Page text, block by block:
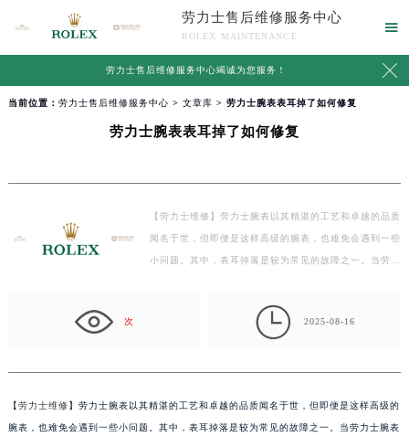
劳力士售后维修服务中心
ROLEX MAINTENANCE

劳力士售后维修服务中心竭诚为您服务！ 
当前位置： 劳力士售后维修服务中心 > 文章库 > 劳力士腕表表耳掉了如何修复
劳力士腕表表耳掉了如何修复
【劳力士维修】劳力士腕表以其精湛的工艺和卓越的品质
闻名于世，但即便是这样高级的腕表，也难免会遇到一些
小问题。其中，表耳掉落是较为常见的故障之一。当劳…
次  2025-08-16
【劳力士维修】劳力士腕表以其精湛的工艺和卓越的品质闻名于世，但即便是这样高级的
腕表，也难免会遇到一些小问题。其中，表耳掉落是较为常见的故障之一。当劳力士腕表